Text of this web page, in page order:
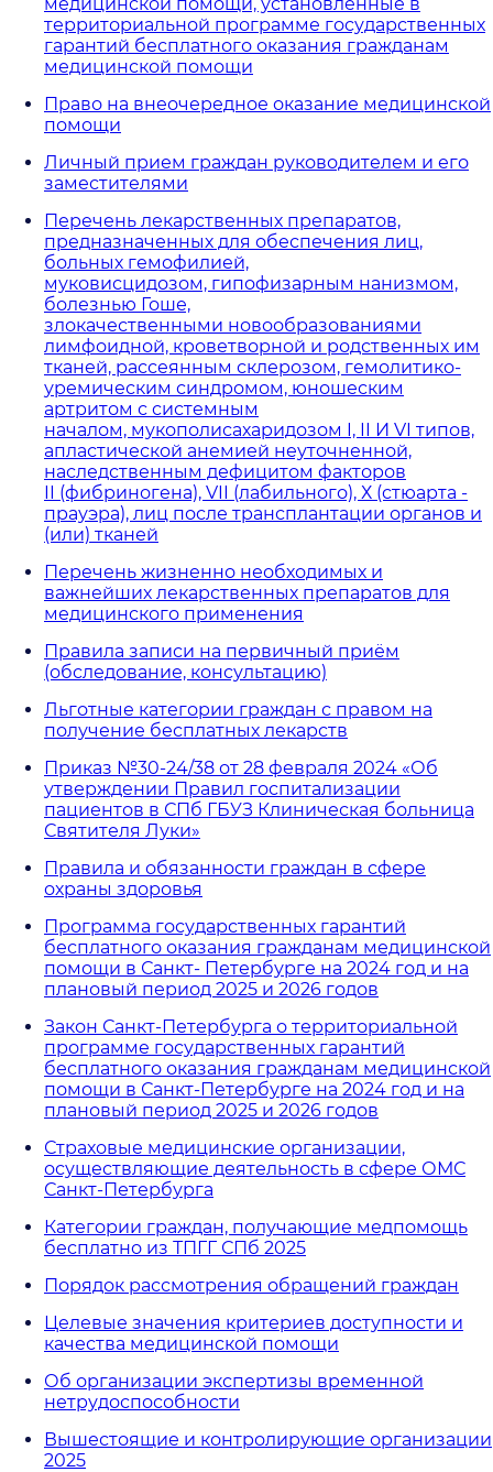
территориальной программе государственных
гарантий бесплатного оказания гражданам
медицинской помощи
Право на внеочередное оказание медицинской
помощи
Личный прием граждан руководителем и его
заместителями
Перечень лекарственных препаратов,
предназначенных для обеспечения лиц,
больных гемофилией,
муковисцидозом, гипофизарным нанизмом,
болезнью Гоше,
злокачественными новообразованиями
лимфоидной, кроветворной и родственных им
тканей, рассеянным склерозом, гемолитико-
уремическим синдромом, юношеским
артритом с системным
началом, мукополисахаридозом I, II И VI типов,
апластической анемией неуточненной,
наследственным дефицитом факторов
II (фибриногена), VII (лабильного), Х (стюарта -
прауэра), лиц после трансплантации органов и
(или) тканей
Перечень жизненно необходимых и
важнейших лекарственных препаратов для
медицинского применения
Правила записи на первичный приём
(обследование, консультацию)
Льготные категории граждан с правом на
получение бесплатных лекарств
Приказ №30-24/38 от 28 февраля 2024 «Об
утверждении Правил госпитализации
пациентов в СПб ГБУЗ Клиническая больница
Святителя Луки»
Правила и обязанности граждан в сфере
охраны здоровья
Программа государственных гарантий
бесплатного оказания гражданам медицинской
помощи в Санкт- Петербурге на 2024 год и на
плановый период 2025 и 2026 годов
Закон Санкт-Петербурга о территориальной
программе государственных гарантий
бесплатного оказания гражданам медицинской
помощи в Санкт-Петербурге на 2024 год и на
плановый период 2025 и 2026 годов
Страховые медицинские организации,
осуществляющие деятельность в сфере ОМС
Санкт-Петербурга
Категории граждан, получающие медпомощь
бесплатно из ТПГГ СПб 2025
Порядок рассмотрения обращений граждан
Целевые значения критериев доступности и
качества медицинской помощи
Об организации экспертизы временной
нетрудоспособности
Вышестоящие и контролирующие организации
2025